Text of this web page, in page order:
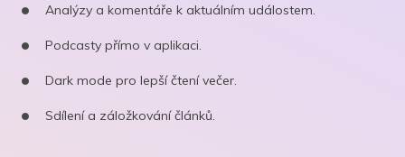
Analýzy a komentáře k aktuálním událostem.
Podcasty přímo v aplikaci.
Dark mode pro lepší čtení večer.
Sdílení a záložkování článků.